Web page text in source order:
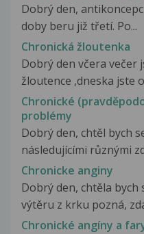
Dobrý den,
doby beru již třetí. Po...
Chronická žloutenka
Dobrý den včera večer
žloutence ,dneska jste
Chronické
problémy
Dobrý den, chtěl bych
následujícími různými
Chronicke anginy
Dobrý den, chtěla
výtěru z krku pozná,
Chronické angíny a